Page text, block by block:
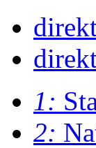
1:
2: